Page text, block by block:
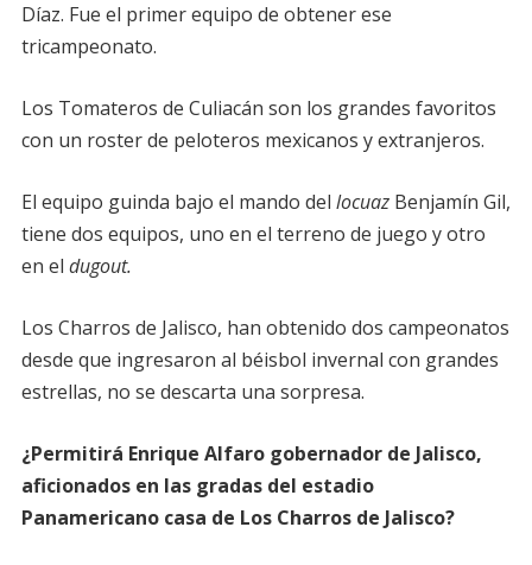
Díaz. Fue el primer equipo de obtener ese
tricampeonato.
Los Tomateros de Culiacán son los grandes favoritos
con un roster de peloteros mexicanos y extranjeros.
El equipo guinda bajo el mando del locuazBenjamín Gil,
tiene dos equipos, uno en el terreno de juego y otro
en el dugout.
Los Charros de Jalisco, han obtenido dos campeonatos
desde que ingresaron al béisbol invernal con grandes
estrellas, no se descarta una sorpresa.
¿Permitirá Enrique Alfaro gobernador de Jalisco,
aficionados en las gradas del estadio
Panamericano casa de Los Charros de Jalisco?